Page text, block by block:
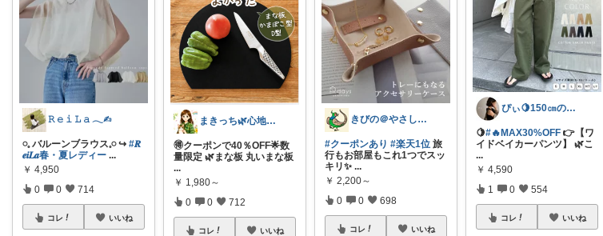
𝚁 𝚎 𝚒 𝙻 𝚊 𓂃✍︎
𓏸𓈒 バルーンブラウス𓈒𓏸 ↪️ #𝑹
𝒆𝒊𝑳𝒂春・夏レディー ...
￥ 4,950
0 0 714
コレ いいね
まきっち🌿心地よい暮らし🌿
🉐クーポンで40％OFF🌟数
量限定 🌿まな板 丸いまな板
...
￥ 1,980～
0 0 712
コレ いいね
きびの＠やさしさで暮らしをデザイン
#クーポンあり #楽天1位 旅
行もお部屋もこれ1つでスッ
キリ✨ ...
￥ 2,200～
0 0 698
コレ いいね
ぴぃ🍋150㎝の心地いい暮らし🧺ˊ˗
🍋#🔥MAX30%OFF 👉【ワ
イドベイカーパンツ】 🌿こ
...
￥ 4,590
1 0 554
コレ いいね